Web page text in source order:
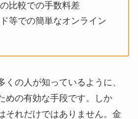
比較での手数料差
等での簡単なオンライン
くの人が知っているように、
めの有効な手段です。しか
それだけではありません。金